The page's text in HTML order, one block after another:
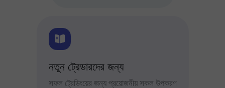
নতুন ট্রেডারদের জন্য
সফল ট্রেডিংয়ের জন্য প্রয়োজনীয় সকল উপকরণ